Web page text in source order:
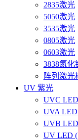
2835激光
5050激光
3535激光
0805激光
0603激光
3838氮化
阵列激光
UV 紫光
UVC
UVA LED
UVB
UV LED